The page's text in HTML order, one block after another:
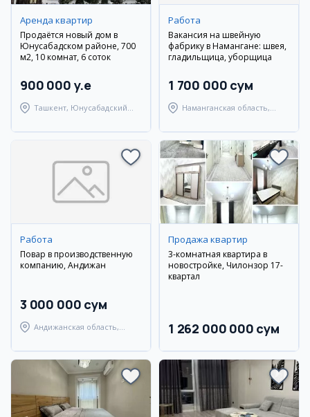
Аренда квартир
Продаётся новый дом в
Юнусабадском районе, 700
м2, 10 комнат, 6 соток
900 000 y.e
Ташкент, Юнусабадский
Работа
Вакансия на швейную
фабрику в Намангане: швея,
гладильщица, уборщица
1 700 000 сум
Наманганская область,
Работа
Повар в производственную
компанию, Андижан
3 000 000 сум
Андижанская область,
Продажа квартир
3-комнатная квартира в
новостройке, Чилонзор 17-
квартал
1 262 000 000 сум